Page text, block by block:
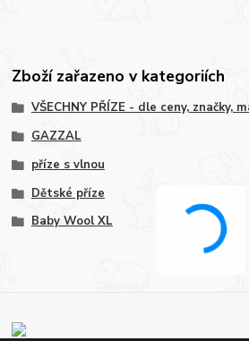
Zboží zařazeno v kategoriích
VŠECHNY PŘÍZE - dle ceny, značky,
GAZZAL
příze s vlnou
Dětské příze
Baby Wool XL